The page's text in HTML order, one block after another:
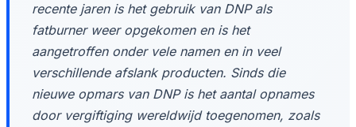
recente jaren is het gebruik van DNP als
fatburner weer opgekomen en is het
aangetroffen onder vele namen en in veel
verschillende afslank producten. Sinds die
nieuwe opmars van DNP is het aantal opnames
door vergiftiging wereldwijd toegenomen, zoals